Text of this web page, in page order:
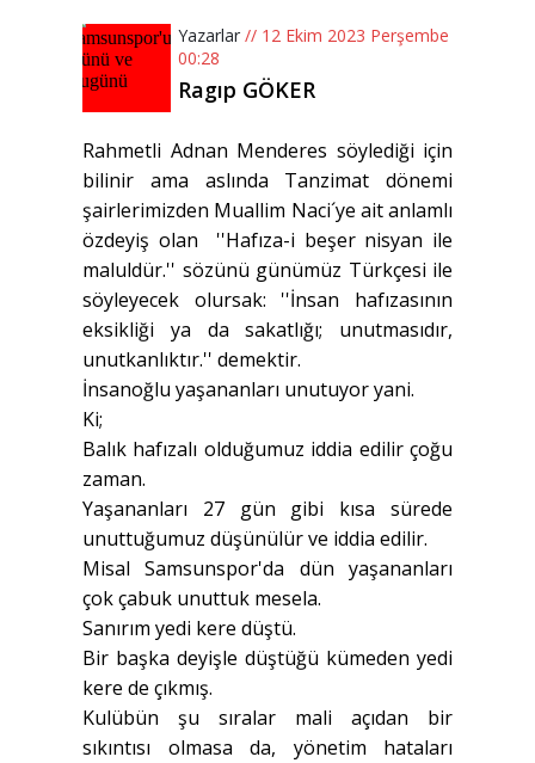
Yazarlar // 12 Ekim 2023 Perşembe
00:28
Ragıp GÖKER
Rahmetli Adnan Menderes söylediği için
bilinir ama aslında Tanzimat dönemi
şairlerimizden Muallim Naci´ye ait anlamlı
özdeyiş olan ''Hafıza-i beşer nisyan ile
maluldür.'' sözünü günümüz Türkçesi ile
söyleyecek olursak: ''İnsan hafızasının
eksikliği ya da sakatlığı; unutmasıdır,
unutkanlıktır.'' demektir.
İnsanoğlu yaşananları unutuyor yani.
Ki;
Balık hafızalı olduğumuz iddia edilir çoğu
zaman.
Yaşananları 27 gün gibi kısa sürede
unuttuğumuz düşünülür ve iddia edilir.
Misal Samsunspor'da dün yaşananları
çok çabuk unuttuk mesela.
Sanırım yedi kere düştü.
Bir başka deyişle düştüğü kümeden yedi
kere de çıkmış.
Kulübün şu sıralar mali açıdan bir
sıkıntısı olmasa da, yönetim hataları